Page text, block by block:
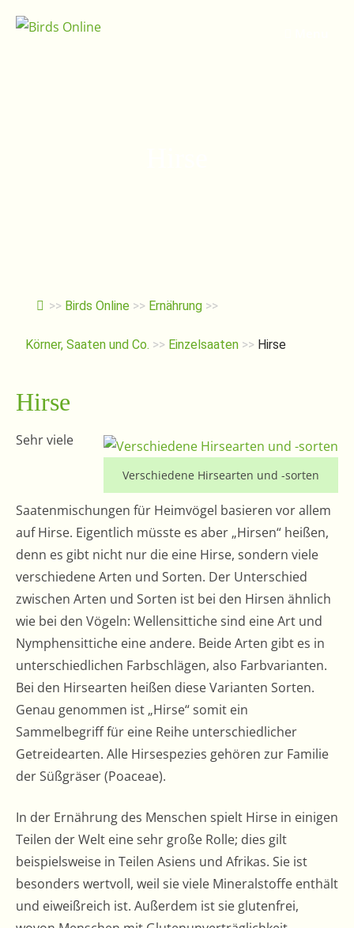
zum
>> Birds Online >> Ernährung >>
Körner, Saaten und Co. >> Einzelsaaten >> Hirse
Hirse
Verschiedene Hirsearten und -sorten
Sehr viele
Saatenmischungen für Heimvögel basieren vor allem
auf Hirse. Eigentlich müsste es aber „Hirsen“ heißen,
denn es gibt nicht nur die eine Hirse, sondern viele
verschiedene Arten und Sorten. Der Unterschied
zwischen Arten und Sorten ist bei den Hirsen ähnlich
wie bei den Vögeln: Wellensittiche sind eine Art und
Nymphensittiche eine andere. Beide Arten gibt es in
unterschiedlichen Farbschlägen, also Farbvarianten.
Bei den Hirsearten heißen diese Varianten Sorten.
Genau genommen ist „Hirse“ somit ein
Sammelbegriff für eine Reihe unterschiedlicher
Getreidearten. Alle Hirsespezies gehören zur Familie
der Süßgräser (Poaceae).
In der Ernährung des Menschen spielt Hirse in einigen
Teilen der Welt eine sehr große Rolle; dies gilt
beispielsweise in Teilen Asiens und Afrikas. Sie ist
besonders wertvoll, weil sie viele Mineralstoffe enthält
und eiweißreich ist. Außerdem ist sie glutenfrei,